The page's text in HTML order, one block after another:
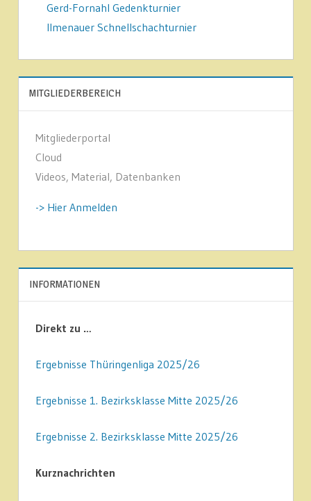
Gerd-Fornahl Gedenkturnier
Ilmenauer Schnellschachturnier
MITGLIEDERBEREICH
Mitgliederportal
Cloud
Videos, Material, Datenbanken
-> Hier Anmelden
INFORMATIONEN
Direkt zu …
Ergebnisse Thüringenliga 2025/26
Ergebnisse 1. Bezirksklasse Mitte 2025/26
Ergebnisse 2. Bezirksklasse Mitte 2025/26
Kurznachrichten